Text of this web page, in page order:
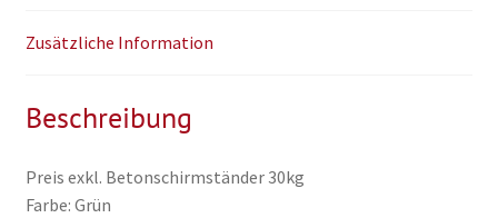
Zusätzliche Information
Beschreibung
Preis exkl. Betonschirmständer 30kg
Farbe: Grün